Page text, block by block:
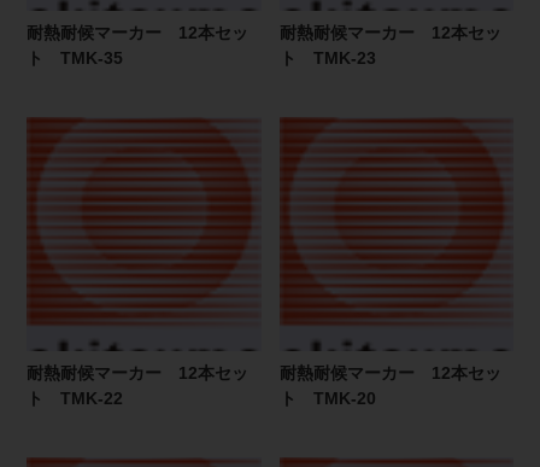
耐熱耐候マーカー 12本セッ
ト TMK-35
耐熱耐候マーカー 12本セッ
ト TMK-23
耐熱耐候マーカー 12本セッ
ト TMK-22
耐熱耐候マーカー 12本セッ
ト TMK-20